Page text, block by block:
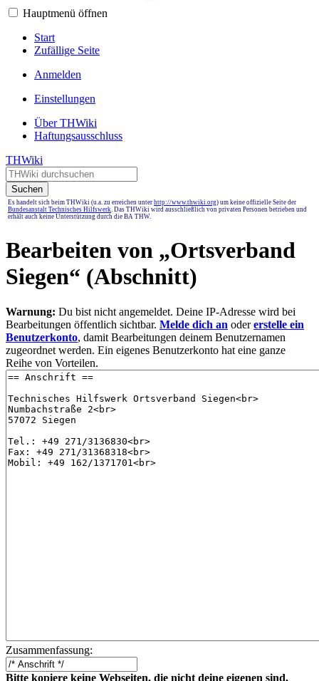
Hauptmenü öffnen
Start
Zufällige Seite
Anmelden
Einstellungen
Über THWiki
Haftungsausschluss
THWiki
Suchen
Es handelt sich beim THWiki (u.a. zu erreichen unter http://www.thwiki.org) um keine offizielle Seite der
Bundesanstalt Technisches Hilfswerk. Das THWiki wird ausschließlich von privaten Personen betrieben und
erhält auch keine Unterstützung durch die BA THW.
Bearbeiten von „Ortsverband
Siegen“ (Abschnitt)
Warnung: Du bist nicht angemeldet. Deine IP-Adresse wird bei
Bearbeitungen öffentlich sichtbar. Melde dich an odererstelle ein
Benutzerkonto, damit Bearbeitungen deinem Benutzernamen
zugeordnet werden. Ein eigenes Benutzerkonto hat eine ganze
Reihe von Vorteilen.
Zusammenfassung:
Bitte kopiere keine Webseiten, die nicht deine eigenen sind,